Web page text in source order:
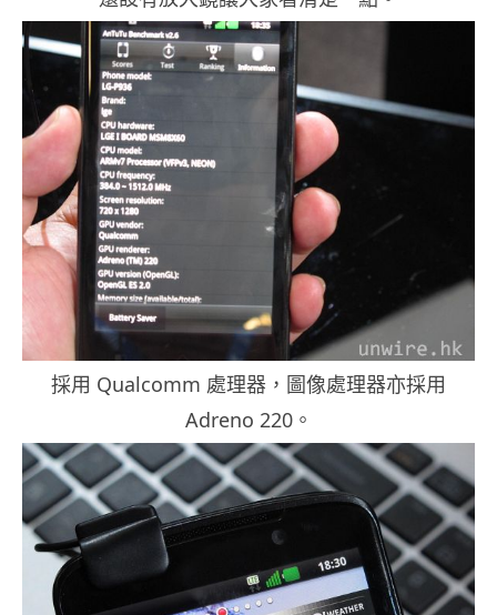
採用 Qualcomm 處理器，圖像處理器亦採用
Adreno 220。